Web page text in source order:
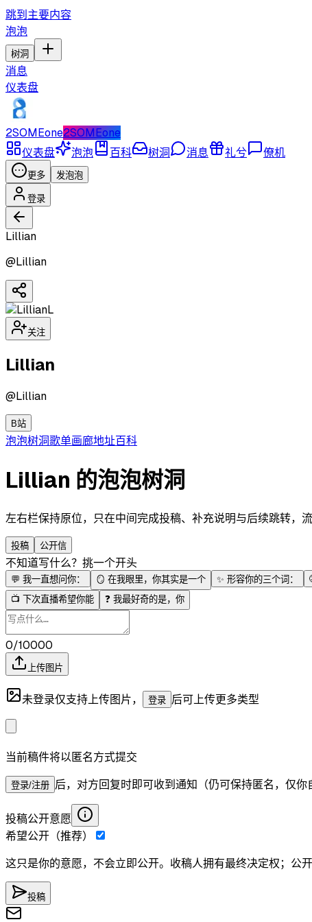
跳到主要内容
泡泡
树洞
消息
仪表盘
2SOMEone2SOMEone
仪表盘
泡泡 百科 树洞 消息 礼兮 僚机
更多 发泡泡
登录
Lillian
@Lillian
L
关注
Lillian
@Lillian
B站
泡泡树洞歌单画廊地址百科
Lillian 的泡泡树洞
左右栏保持原位，只在中间完成投稿、补充说明与后续跳转，
投稿 公开信
不知道写什么？挑一个开头
💬 我一直想问你： 🪞 在我眼里，你其实是一个 ✨ 形容你的三个词：
📺 下次直播希望你能 ❓ 我最好奇的是，你
0/10000
上传图片
未登录仅支持上传图片， 登录 后可上传更多类型
当前稿件将以匿名方式提交
登录/注册 后，对方回复时即可收到通知（仍可保持匿名，仅你
投稿公开意愿
希望公开（推荐）
这只是你的意愿，不会立即公开。收稿人拥有最终决定权；公
投稿